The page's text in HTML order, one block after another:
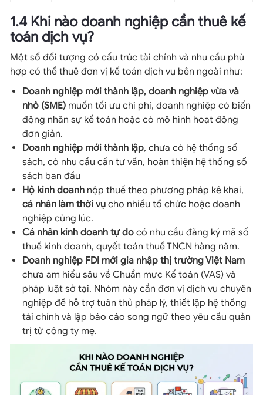
1.4 Khi nào doanh nghiệp cần thuê kế
toán dịch vụ?
Một số đối tượng có cấu trúc tài chính và nhu cầu phù
hợp có thể thuê đơn vị kế toán dịch vụ bên ngoài như:
Doanh nghiệp mới thành lập, doanh nghiệp vừa và
nhỏ (SME) muốn tối ưu chi phí, doanh nghiệp có biến
động nhân sự kế toán hoặc có mô hình hoạt động
đơn giản.
Doanh nghiệp mới thành lập, chưa có hệ thống sổ
sách, có nhu cầu cần tư vấn, hoàn thiện hệ thống sổ
sách ban đầu
Hộ kinh doanh nộp thuế theo phương pháp kê khai,
cá nhân làm thời vụ cho nhiều tổ chức hoặc doanh
nghiệp cùng lúc.
Cá nhân kinh doanh tự do có nhu cầu đăng ký mã số
thuế kinh doanh, quyết toán thuế TNCN hàng năm.
Doanh nghiệp FDI mới gia nhập thị trường Việt Nam
chưa am hiểu sâu về Chuẩn mực Kế toán (VAS) và
pháp luật sở tại. Nhóm này cần đơn vị dịch vụ chuyên
nghiệp để hỗ trợ tuân thủ pháp lý, thiết lập hệ thống
tài chính và lập báo cáo song ngữ theo yêu cầu quản
trị từ công ty mẹ.